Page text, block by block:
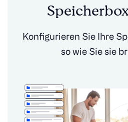
Konfigurieren Sie Ihre
so wie Sie sie